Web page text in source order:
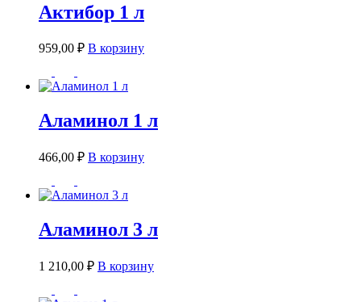
Актибор 1 л
959,00 ₽ В корзину
Аламинол 1 л
466,00 ₽ В корзину
Аламинол 3 л
1 210,00 ₽ В корзину